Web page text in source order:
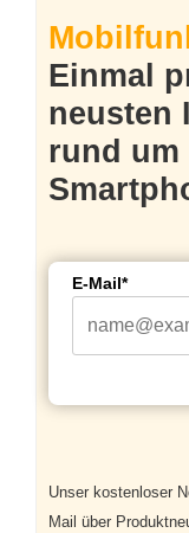
Einmal
neusten
rund um
E-Mail*
Unser kostenloser
Mail über